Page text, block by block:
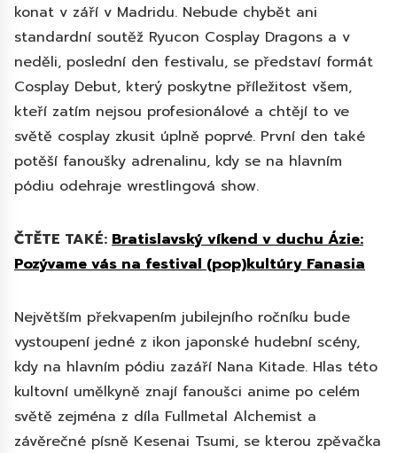
konat v září v Madridu. Nebude chybět ani
standardní soutěž Ryucon Cosplay Dragons a v
neděli, poslední den festivalu, se představí formát
Cosplay Debut, který poskytne příležitost všem,
kteří zatím nejsou profesionálové a chtějí to ve
světě cosplay zkusit úplně poprvé. První den také
potěší fanoušky adrenalinu, kdy se na hlavním
pódiu odehraje wrestlingová show.
ČTĚTE TAKÉ: Bratislavský víkend v duchu Ázie:
Pozývame vás na festival (pop)kultúry Fanasia
Největším překvapením jubilejního ročníku bude
vystoupení jedné z ikon japonské hudební scény,
kdy na hlavním pódiu zazáří Nana Kitade. Hlas této
kultovní umělkyně znají fanoušci anime po celém
světě zejména z díla Fullmetal Alchemist a
závěrečné písně Kesenai Tsumi, se kterou zpěvačka